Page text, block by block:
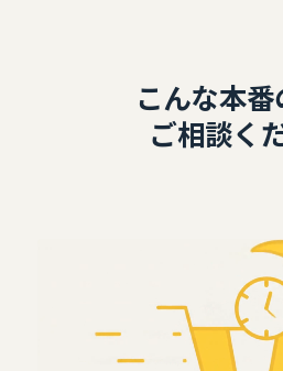
こんな本
ご相談く